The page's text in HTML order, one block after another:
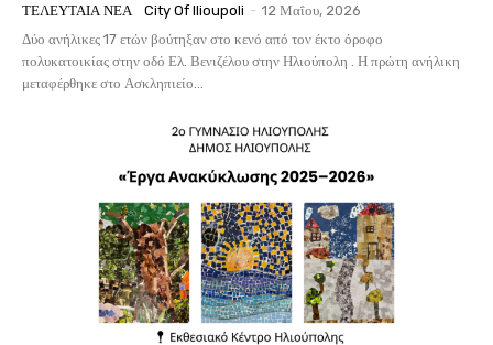
ΤΕΛΕΥΤΑΊΑ ΝΈΑ City Of Ilioupoli - 12 Μαΐου, 2026
Δύο ανήλικες 17 ετών βούτηξαν στο κενό από τον έκτο όροφο
πολυκατοικίας στην οδό Ελ. Βενιζέλου στην Ηλιούπολη . Η πρώτη ανήλικη
μεταφέρθηκε στο Ασκληπιείο...